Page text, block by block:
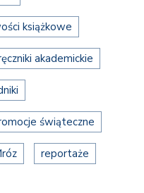
książkowe
akademickie
świąteczne
reportaże